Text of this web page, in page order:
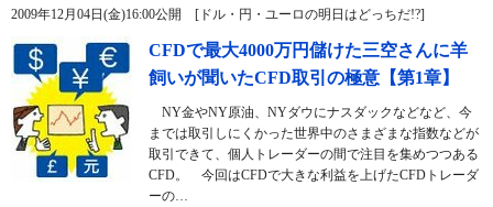
2009年12月04日(金)16:00公開 [ドル・円・ユーロの明日はどっちだ!?]
CFDで最大4000万円儲けた三空さんに羊
飼いが聞いたCFD取引の極意【第1章】
NY金やNY原油、NYダウにナスダックなどなど、今
までは取引しにくかった世界中のさまざまな指数などが
取引できて、個人トレーダーの間で注目を集めつつある
CFD。 今回はCFDで大きな利益を上げたCFDトレーダ
ーの…